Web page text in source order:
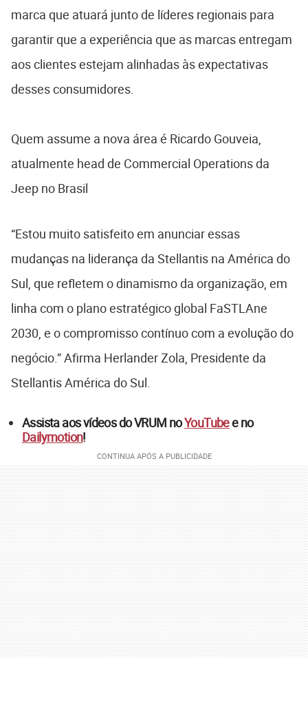
marca que atuará junto de líderes regionais para
garantir que a experiência que as marcas entregam
aos clientes estejam alinhadas às expectativas
desses consumidores.
Quem assume a nova área é Ricardo Gouveia,
atualmente head de Commercial Operations da
Jeep no Brasil
“Estou muito satisfeito em anunciar essas
mudanças na liderança da Stellantis na América do
Sul, que refletem o dinamismo da organização, em
linha com o plano estratégico global FaSTLAne
2030, e o compromisso contínuo com a evolução do
negócio.” Afirma Herlander Zola, Presidente da
Stellantis América do Sul.
Assista aos vídeos do VRUM noYouTubee no
Dailymotion!